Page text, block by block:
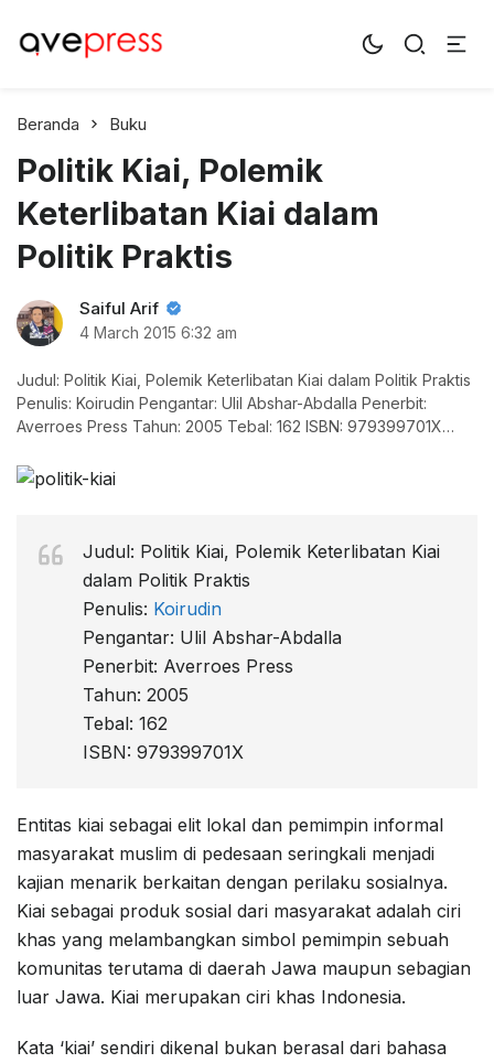
AvePress.com
Belajar dari Komentar
Beranda Buku
Politik Kiai, Polemik
Keterlibatan Kiai dalam
Politik Praktis
Saiful Arif
4 March 2015 6:32 am
Judul: Politik Kiai, Polemik Keterlibatan Kiai dalam Politik Praktis
Penulis: Koirudin Pengantar: Ulil Abshar-Abdalla Penerbit:
Averroes Press Tahun: 2005 Tebal: 162 ISBN: 979399701X
Judul: Politik Kiai, Polemik Keterlibatan Kiai
dalam Politik Praktis
Penulis: Koirudin
Pengantar: Ulil Abshar-Abdalla
Penerbit: Averroes Press
Tahun: 2005
Tebal: 162
ISBN: 979399701X
Entitas kiai sebagai elit lokal dan pemimpin informal
masyarakat muslim di pedesaan seringkali menjadi
kajian menarik berkaitan dengan perilaku sosialnya.
Kiai sebagai produk sosial dari masyarakat adalah ciri
khas yang melambangkan simbol pemimpin sebuah
komunitas terutama di daerah Jawa maupun sebagian
luar Jawa. Kiai merupakan ciri khas Indonesia.
Kata ‘kiai’ sendiri dikenal bukan berasal dari bahasa